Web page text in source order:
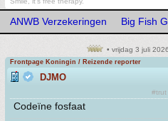
ANWB Verzekeringen Big Fish
• vrijdag 3 juli
Frontpage Koningin / Reizende reporter
DJMO
#trut
Codeïne fosfaat